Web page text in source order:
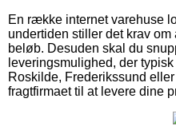
En række internet varehuse
undertiden stiller det krav
beløb. Desuden skal du
leveringsmulighed, der
Roskilde, Frederikssund
fragtfirmaet til at levere dine